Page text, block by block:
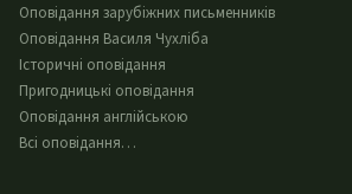
Оповідання зарубіжних письменників
Оповідання Василя Чухліба
Історичні оповідання
Пригодницькі оповідання
Оповідання англійською
Всі оповідання…